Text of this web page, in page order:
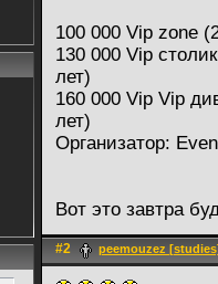
100 000 Vip zone
130 000 Vip
лет)
160 000 Vip Vip
лет)
Организатор:
Вот это завтра
#2 peemouzez